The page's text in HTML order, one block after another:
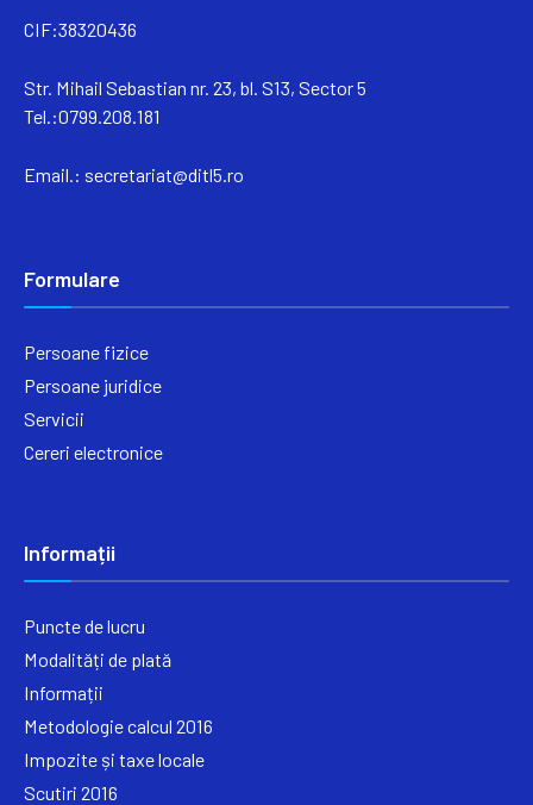
CIF:38320436
Str. Mihail Sebastian nr. 23, bl. S13, Sector 5
Tel.:0799.208.181
Email.: secretariat@ditl5.ro
Formulare
Persoane fizice
Persoane juridice
Servicii
Cereri electronice
Informații
Puncte de lucru
Modalități de plată
Informații
Metodologie calcul 2016
Impozite și taxe locale
Scutiri 2016